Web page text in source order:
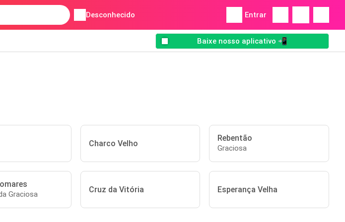
Desconhecido Entrar
Baixe nosso aplicativo 📲
Charco Velho
Rebentão
Graciosa
Graciosa Cruz da Vitória Esperança Velha